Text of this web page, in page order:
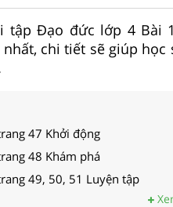
tập Đạo đức lớp 4 Bài
nhất, chi tiết sẽ giúp
47 Khởi động
48 Khám phá
49, 50, 51 Luyện tập